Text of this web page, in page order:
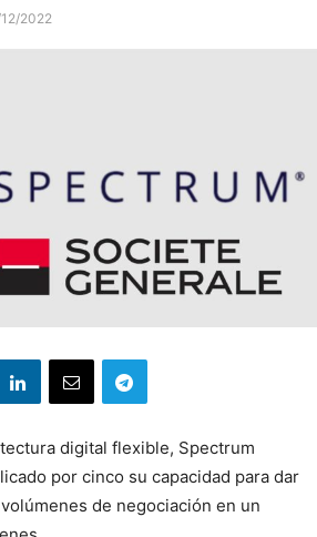
2022
digital flexible, Spectrum
por cinco su capacidad para dar
de negociación en un